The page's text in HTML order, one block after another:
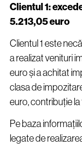
Clientul 1:
5.213,05 euro
Clientul 1 este
a realizat venituri
euro și a achitat
clasa de
euro, contribuție
Pe baza
legate de